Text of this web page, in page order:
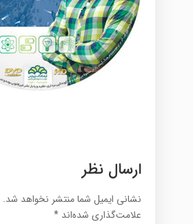
ارسال نظر
نشانی ایمیل شما منتشر نخواهد شد.
علامت‌گذاری شده‌اند *